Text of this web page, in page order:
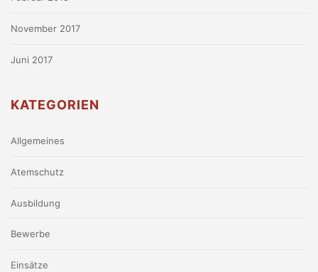
November 2017
Juni 2017
KATEGORIEN
Allgemeines
Atemschutz
Ausbildung
Bewerbe
Einsätze